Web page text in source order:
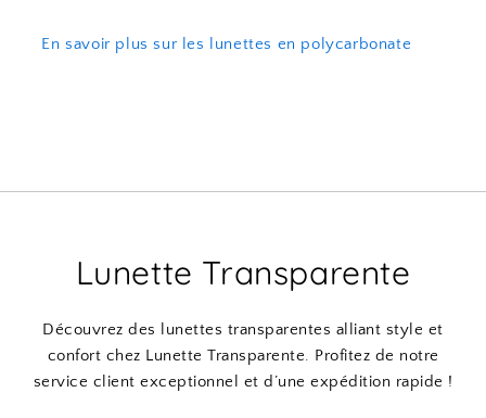
En savoir plus sur les lunettes en polycarbonate
Lunette Transparente
Découvrez des lunettes transparentes alliant style et
confort chez Lunette Transparente. Profitez de notre
service client exceptionnel et d’une expédition rapide !